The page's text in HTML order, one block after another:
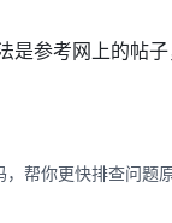
是参考网上的帖
，帮你更快排查问题